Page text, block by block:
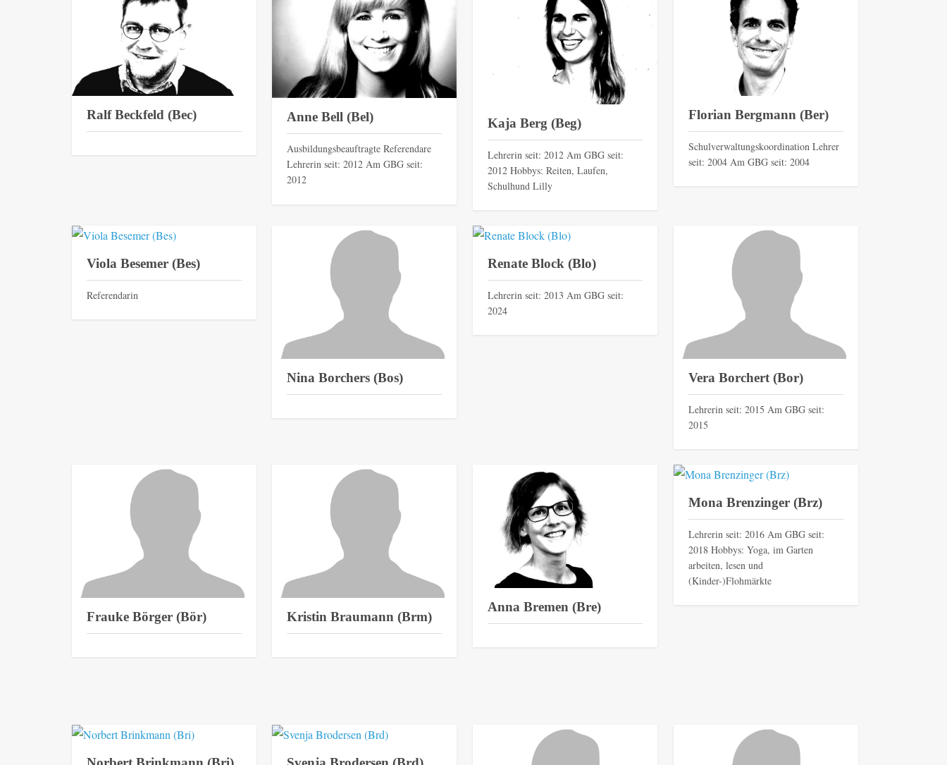
Ralf Beckfeld (Bec) Anne Bell (Bel)
Ausbildungsbeauftragte Referendare
Lehrerin seit: 2012 Am GBG seit:
2012
Kaja Berg (Beg)
Lehrerin seit: 2012 Am GBG seit:
2012 Hobbys: Reiten, Laufen,
Schulhund Lilly
Florian Bergmann (Ber)
Schulverwaltungskoordination Lehrer
seit: 2004 Am GBG seit: 2004
Viola Besemer (Bes)
Referendarin
Nina Borchers (Bos)
Renate Block (Blo)
Lehrerin seit: 2013 Am GBG seit:
2024
Vera Borchert (Bor)
Lehrerin seit: 2015 Am GBG seit:
2015
Frauke Börger (Bör) Kristin Braumann (Brm)
Anna Bremen (Bre)
Mona Brenzinger (Brz)
Lehrerin seit: 2016 Am GBG seit:
2018 Hobbys: Yoga, im Garten
arbeiten, lesen und
(Kinder-)Flohmärkte